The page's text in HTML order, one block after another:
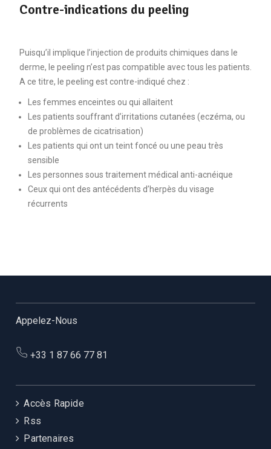
Contre-indications du peeling
Puisqu’il implique l’injection de produits chimiques dans le
derme, le peeling n’est pas compatible avec tous les patients.
A ce titre, le peeling est contre-indiqué chez :
Les femmes enceintes ou qui allaitent
Les patients souffrant d’irritations cutanées (eczéma, ou
de problèmes de cicatrisation)
Les patients qui ont un teint foncé ou une peau très
sensible
Les personnes sous traitement médical anti-acnéique
Ceux qui ont des antécédents d’herpès du visage
récurrents
Appelez-Nous
+33 1 87 66 77 81
Accès Rapide
Rss
Partenaires